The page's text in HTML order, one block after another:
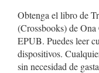
Obtenga el libro de
(Crossbooks) de
EPUB. Puedes leer
dispositivos.
sin necesidad de